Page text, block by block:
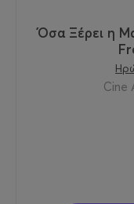
Όσα Ξέρει η
Cine